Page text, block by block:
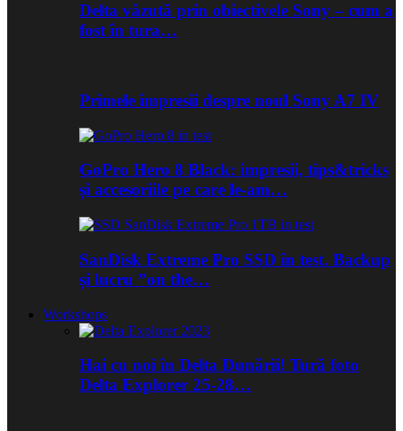
Delta văzută prin obiectivele Sony – cum a
fost în tura…
Primele impresii despre noul Sony A7 IV
GoPro Hero 8 Black: impresii, tips&tricks
și accesoriile pe care le-am…
SanDisk Extreme Pro SSD în test. Backup
și lucru ”on the…
Workshops
Hai cu noi în Delta Dunării! Tură foto
Delta Explorer 25-28…